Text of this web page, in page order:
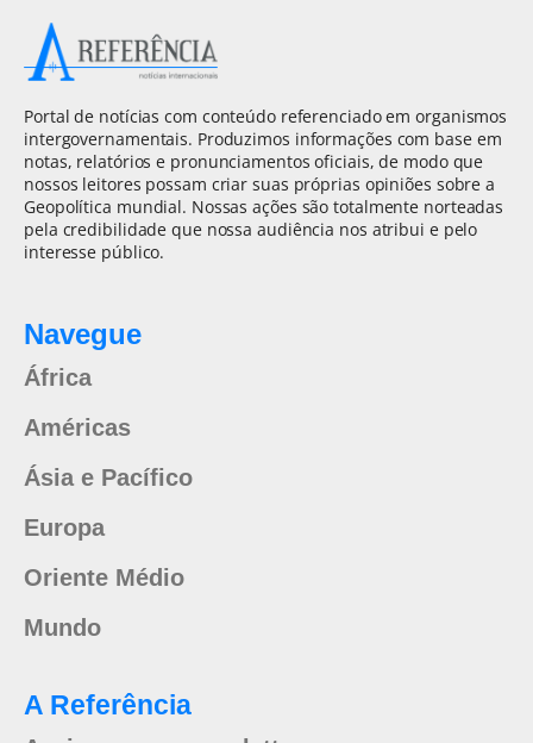
Portal de notícias com conteúdo referenciado em organismos
intergovernamentais. Produzimos informações com base em
notas, relatórios e pronunciamentos oficiais, de modo que
nossos leitores possam criar suas próprias opiniões sobre a
Geopolítica mundial. Nossas ações são totalmente norteadas
pela credibilidade que nossa audiência nos atribui e pelo
interesse público.
Navegue
África
Américas
Ásia e Pacífico
Europa
Oriente Médio
Mundo
A Referência